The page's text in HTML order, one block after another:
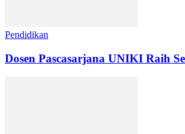
Pendidikan
Dosen Pascasarjana UNIKI Raih